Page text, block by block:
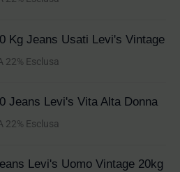
Kg Jeans Usati Levi's Vintage
22% Esclusa
Jeans Levi's Vita Alta Donna
22% Esclusa
Levi's Uomo Vintage 20kg